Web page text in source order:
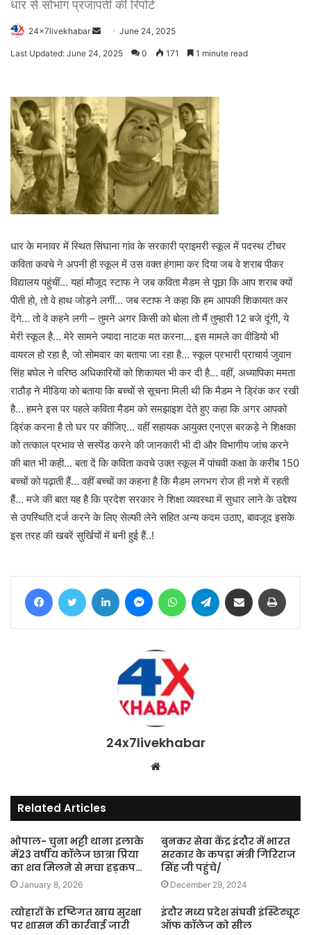
धार से सोभाग प्रजापती की रिपोर्ट
24x7livekhabar
SendJune 24, 2025
Last Updated: June 24, 2025 0 171 1 minute read
धार के मनावर में स्थित सिंघाना गांव के सरकारी प्राइमरी स्कूल में पदस्थ टीचर
कविता कवचे ने अपनी ही स्कूल में उस वक्त हंगामा कर दिया जब वे शराब पीकर
विद्यालय पहुंचीं… यहां मौजूद स्टाफ ने जब कविता मैडम से पूछा कि आप शराब क्यों
पीती हो, तो वे हाथ जोड़ने लगीं… जब स्टाफ ने कहा कि हम आपकी शिकायत कर
देंगे… तो वे कहने लगी – तुमने अगर किसी को बोला तो मैं तुम्हारी 12 बजे दूंगी, ये
मेरी स्कूल है… मेरे सामने ज्यादा नाटक मत करना… इस मामले का वीडियो भी
वायरल हो रहा है, जो सोमवार का बताया जा रहा है… स्कूल प्रभारी प्राचार्य जुवान
सिंह बघेल ने वरिष्ठ अधिकारियों को शिकायत भी कर दी है… वहीं, अध्यापिका ममता
राठौड़ ने मीडिया को बताया कि बच्चों से सूचना मिली थी कि मैडम ने ड्रिंक कर रखी
है… हमने इस पर पहले कविता मैडम को समझाइश देते हुए कहा कि अगर आपको
ड्रिंक करना है तो घर पर कीजिए… वहीं सहायक आयुक्त एनएस बरकड़े ने शिक्षका
को तत्काल प्रभाव से सस्पेंड करने की जानकारी भी दी और विभागीय जांच करने
की बात भी कही… बता दें कि कविता कवचे उक्त स्कूल में पांचवी कक्षा के करीब 150
बच्चों को पढ़ाती हैं… वहीं बच्चों का कहना है कि मैडम लगभग रोज ही नशे में रहती
हैं… मजे की बात यह है कि प्रदेश सरकार ने शिक्षा व्यवस्था में सुधार लाने के उद्देश्य
से उपस्थिति दर्ज करने के लिए सेल्फी लेने सहित अन्य कदम उठाए, बावजूद इसके
इस तरह की खबरें सुर्खियों में बनी हुई हैं..!
FacebookTwitter LinkedIn MessengerWhatsAppTelegram Share via Email
24x7livekhabar
Website
Related Articles
भोपाल- चुना भट्टी थाना इलाके
में23 वर्षीय कॉलेज छात्रा प्रिया
का शव मिलने से मचा हड़कप…
January 8, 2026
बुनकर सेवा केंद्र इंदौर में भारत
सरकार के कपड़ा मंत्री गिरिराज
सिंह जी पहुंचे/
December 29, 2024
त्योहारों के दृष्टिगत खाद्य सुरक्षा
पर शासन की कार्रवाई जारी
इंदौर मध्य प्रदेश संघवी इंस्टिट्यूट
ऑफ कॉलेज को सील